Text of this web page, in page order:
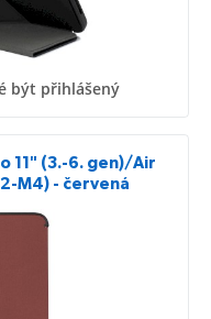
být přihlášený
11" (3.-6. gen)/Air
M4) - červená